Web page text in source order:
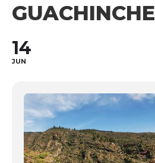
GUACHINCHE
14
JUN